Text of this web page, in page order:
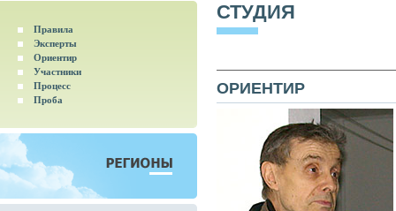
Правила
Эксперты
Ориентир
Участники
Процесс
Проба
СТУДИЯ
ОРИЕНТИР